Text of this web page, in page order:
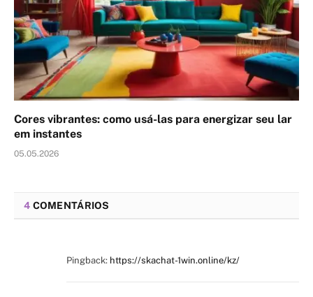
Cores vibrantes: como usá-las para energizar seu lar
em instantes
05.05.2026
4 COMENTÁRIOS
Pingback: https://skachat-1win.online/kz/